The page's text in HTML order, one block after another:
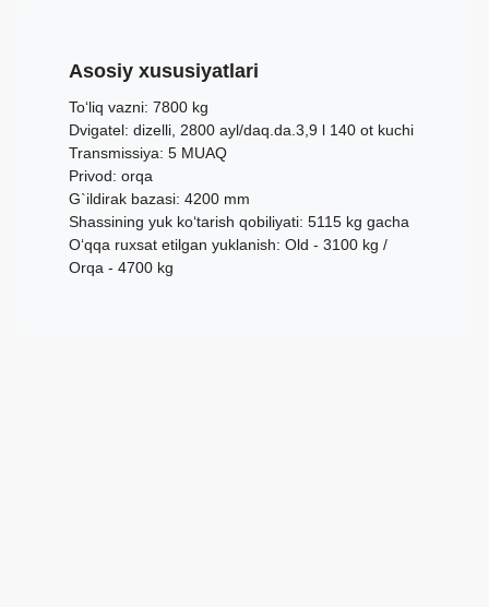
Asosiy xususiyatlari
To‘liq vazni: 7800 kg
Dvigatel: dizelli, 2800 ayl/daq.da.3,9 l 140 ot kuchi
Transmissiya: 5 MUAQ
Privod: orqa
G`ildirak bazasi: 4200 mm
Shassining yuk ko‘tarish qobiliyati: 5115 kg gacha
O‘qqa ruxsat etilgan yuklanish: Old - 3100 kg /
Orqa - 4700 kg